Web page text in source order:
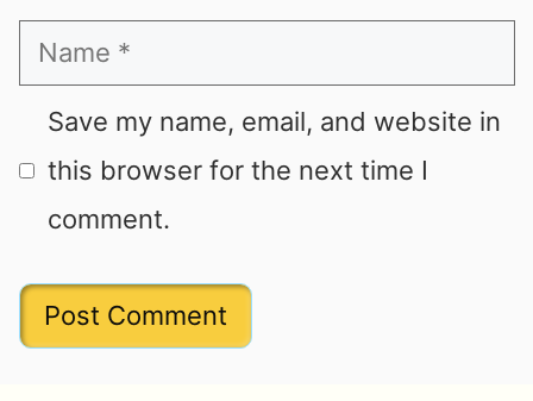
Name
Save my name, email, and website in
this browser for the next time I
comment.